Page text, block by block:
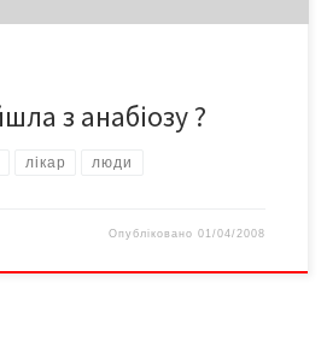
з анабіозу ?
лікар люди
Опубліковано01/04/2008